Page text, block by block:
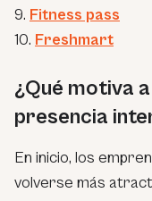
9. Fitness pass
10. Freshmart
¿Qué motiva
presencia
En inicio, los
volverse más